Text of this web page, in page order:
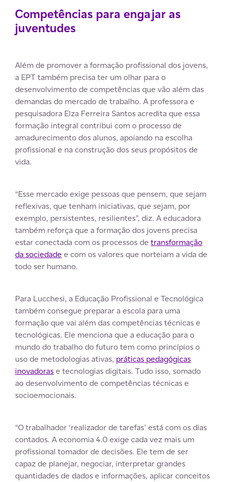
Competências para engajar as
juventudes
Além de promover a formação profissional dos jovens,
a EPT também precisa ter um olhar para o
desenvolvimento de competências que vão além das
demandas do mercado de trabalho. A professora e
pesquisadora Elza Ferreira Santos acredita que essa
formação integral contribui com o processo de
amadurecimento dos alunos, apoiando na escolha
profissional e na construção dos seus propósitos de
vida.
“Esse mercado exige pessoas que pensem, que sejam
reflexivas, que tenham iniciativas, que sejam, por
exemplo, persistentes, resilientes”, diz. A educadora
também reforça que a formação dos jovens precisa
estar conectada com os processos de transformação
da sociedade e com os valores que norteiam a vida de
todo ser humano.
Para Lucchesi, a Educação Profissional e Tecnológica
também consegue preparar a escola para uma
formação que vai além das competências técnicas e
tecnológicas. Ele menciona que a educação para o
mundo do trabalho do futuro tem como princípios o
uso de metodologias ativas, práticas pedagógicas
inovadorase tecnologias digitais. Tudo isso, somado
ao desenvolvimento de competências técnicas e
socioemocionais.
“O trabalhador ‘realizador de tarefas’ está com os dias
contados. A economia 4.0 exige cada vez mais um
profissional tomador de decisões. Ele tem de ser
capaz de planejar, negociar, interpretar grandes
quantidades de dados e informações, aplicar conceitos